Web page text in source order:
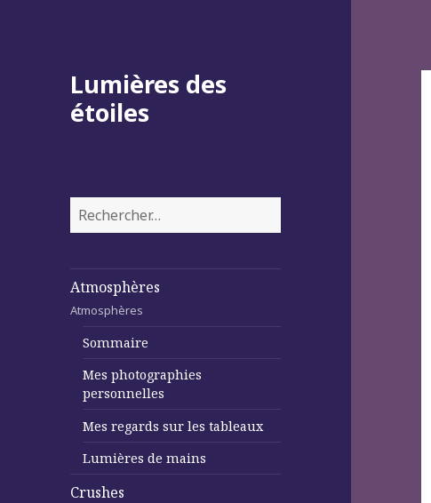
Lumières des
étoiles
Rechercher :
Atmosphères
Atmosphères
Sommaire
Mes photographies
personnelles
Mes regards sur les tableaux
Lumières de mains
Crushes